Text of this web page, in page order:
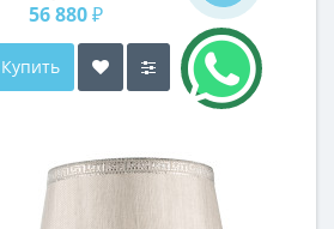
56 880 ₽
Купить